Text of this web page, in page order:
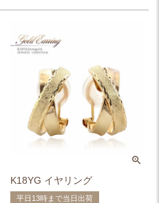
K18YG イヤリング
平日13時まで当日出荷